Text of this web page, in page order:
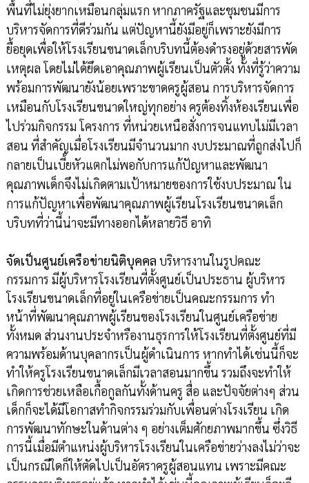
พื้นที่ไม่ยุ่งยากเหมือนกลุ่มแรก หากภาครัฐและชุมชนมีการ
บริหารจัดการที่ดีร่วมกัน แต่ปัญหานี้ยังมีอยู่ก็เพราะยังมีการ
ยื้อยุดเพื่อให้โรงเรียนขนาดเล็กบริบทนี้ต้องดำรงอยู่ด้วยสารพัด
เหตุผล โดยไม่ได้ยึดเอาคุณภาพผู้เรียนเป็นตัวตั้ง ทั้งที่รู้ว่าความ
พร้อมการพัฒนายังน้อยเพราะขาดครูผู้สอน การบริหารจัดการ
เหมือนกับโรงเรียนขนาดใหญ่ทุกอย่าง ครูต้องทิ้งห้องเรียนเพื่อ
ไปร่วมกิจกรรม โครงการ ที่หน่วยเหนือสั่งการจนแทบไม่มีเวลา
สอน ที่สำคัญเมื่อโรงเรียนมีจำนวนมาก งบประมาณที่ถูกส่งไปก็
กลายเป็นเบี้ยหัวแตกไม่พอกับการแก้ปัญหาและพัฒนา
คุณภาพเด็กจึงไม่เกิดตามเป้าหมายของการใช้งบประมาณ ใน
การแก้ปัญหาเพื่อพัฒนาคุณภาพผู้เรียนโรงเรียนขนาดเล็ก
บริบทที่ว่านี้น่าจะมีทางออกได้หลายวิธี อาทิ
จัดเป็นศูนย์เครือข่ายนิติบุคคล บริหารงานในรูปคณะ
กรรมการ มีผู้บริหารโรงเรียนที่ตั้งศูนย์เป็นประธาน ผู้บริหาร
โรงเรียนขนาดเล็กที่อยู่ในเครือข่ายเป็นคณะกรรมการ ทำ
หน้าที่พัฒนาคุณภาพผู้เรียนของโรงเรียนในศูนย์เครือข่าย
ทั้งหมด ส่วนงานประจำหรืองานธุรการให้โรงเรียนที่ตั้งศูนย์ที่มี
ความพร้อมด้านบุคลากรเป็นผู้ดำเนินการ หากทำได้เช่นนี้ก็จะ
ทำให้ครูโรงเรียนขนาดเล็กมีเวลาสอนมากขึ้น รวมถึงจะทำให้
เกิดการช่วยเหลือเกื้อกูลกันทั้งด้านครู สื่อ และปัจจัยต่างๆ ส่วน
เด็กก็จะได้มีโอกาสทำกิจกรรมร่วมกับเพื่อนต่างโรงเรียน เกิด
การพัฒนาทักษะในด้านต่าง ๆ อย่างเต็มศักยภาพมากขึ้น ซึ่งวิธี
การนี้เมื่อมีตำแหน่งผู้บริหารโรงเรียนในเครือข่ายว่างลงไม่ว่าจะ
เป็นกรณีใดก็ให้ตัดไปเป็นอัตราครูผู้สอนแทน เพราะมีคณะ